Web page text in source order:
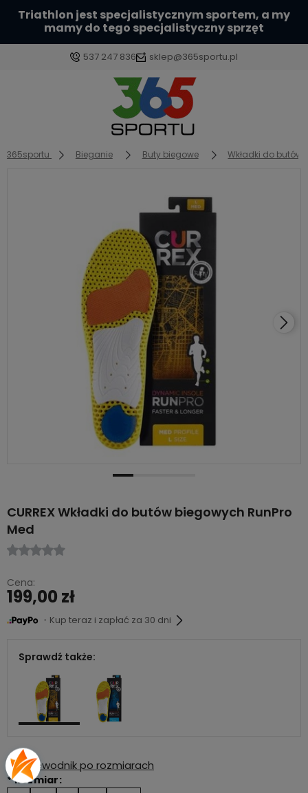
Triathlon jest specjalistycznym sportem, a my
mamy do tego specjalistyczny sprzęt
537 247 836 sklep@365sportu.pl
Zaloguj się
Załóż konto
Wybierz coś dla siebie z naszej aktualnej oferty lub
zaloguj się, aby przywrócić dodane produkty do
listy z poprzedniej sesji.
365sportu Bieganie Buty biegowe Wkładki do butów
CURREX Wkładki do butów biegowych RunPro
Med
Cena:
199,00 zł
・Kup teraz i zapłać za 30 dni
Sprawdź także:
Przewodnik po rozmiarach
*Rozmiar: